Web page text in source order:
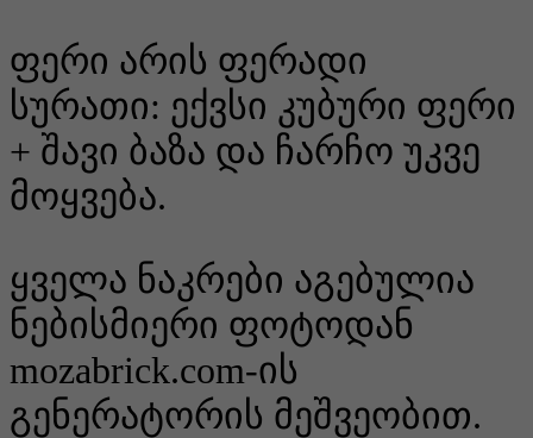
ფერი არის ფერადი
სურათი: ექვსი კუბური ფერი
+ შავი ბაზა და ჩარჩო უკვე
მოყვება.
ყველა ნაკრები აგებულია
ნებისმიერი ფოტოდან
mozabrick.com-ის
გენერატორის მეშვეობით.